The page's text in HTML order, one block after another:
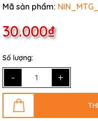
Mã sản phẩm:
30.000₫
Số lượng:
- +